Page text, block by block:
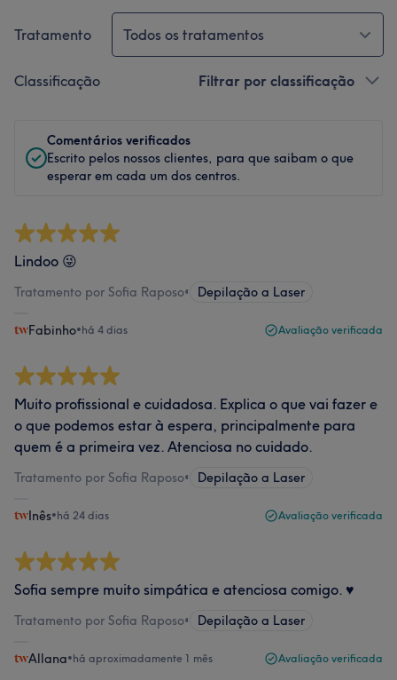
Tratamento Todos os tratamentos
Classificação Filtrar por classificação
Comentários verificados
Escrito pelos nossos clientes, para que saibam o que
esperar em cada um dos centros.
Lindoo 😜
Tratamento por Sofia Raposo• Depilação a Laser
Fabinho•há 4 dias Avaliação verificada
Muito profissional e cuidadosa. Explica o que vai fazer e
o que podemos estar à espera, principalmente para
quem é a primeira vez. Atenciosa no cuidado.
Tratamento por Sofia Raposo• Depilação a Laser
Inês•há 24 dias Avaliação verificada
Sofia sempre muito simpática e atenciosa comigo. ♥️
Tratamento por Sofia Raposo• Depilação a Laser
Allana•há aproximadamente 1 mês Avaliação verificada